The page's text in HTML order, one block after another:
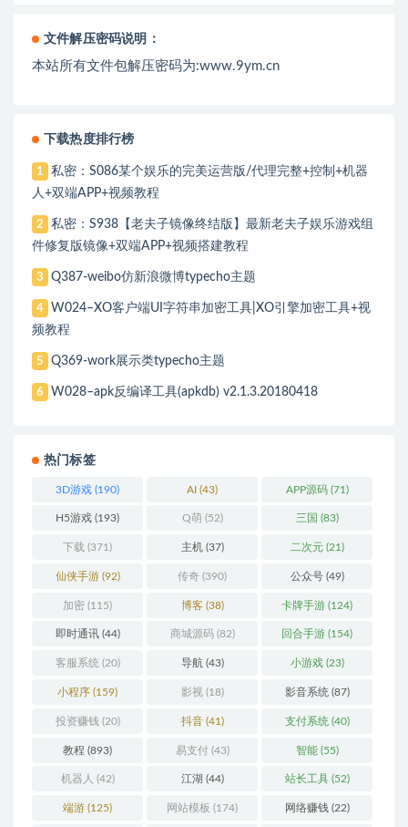
文件解压密码说明：
本站所有文件包解压密码为:www.9ym.cn
下载热度排行榜
1
私密：S086某个娱乐的完美运营版/代理完整+控制+机器
人+双端APP+视频教程
2
私密：S938【老夫子镜像终结版】最新老夫子娱乐游戏组
件修复版镜像+双端APP+视频搭建教程
3 Q387-weibo仿新浪微博typecho主题
4
W024–XO客户端UI字符串加密工具|XO引擎加密工具+视
频教程
5 Q369-work展示类typecho主题
6 W028–apk反编译工具(apkdb) v2.1.3.20180418
热门标签
3D游戏 (190) AI (43) APP源码(71)
H5游戏 (193) Q萌 (52) 三国 (83)
下载 (371) 主机(37) 二次元(21)
仙侠手游(92) 传奇 (390) 公众号(49)
加密 (115) 博客(38) 卡牌手游 (124)
即时通讯(44) 商城源码(82) 回合手游 (154)
客服系统 (20) 导航(43) 小游戏(23)
小程序 (159) 影视(18) 影音系统 (87)
投资赚钱 (20) 抖音(41) 支付系统 (40)
教程 (893) 易支付(43) 智能(55)
机器人 (42) 江湖 (44) 站长工具(52)
端游 (125) 网站模板 (174) 网络赚钱(22)